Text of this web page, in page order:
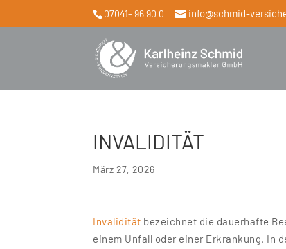
07041- 96 90 0 info@schmid-
INVALIDITÄT
März 27, 2026
Invalidität bezeichnet die dauerhafte
einem Unfall oder einer Erkrankung. In